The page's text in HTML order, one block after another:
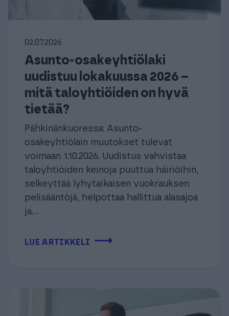
02.07.2026
Asunto-osakeyhtiölaki
uudistuu lokakuussa 2026 –
mitä taloyhtiöiden on hyvä
tietää?
Pähkinänkuoressa: Asunto-
osakeyhtiölain muutokset tulevat
voimaan 1.10.2026. Uudistus vahvistaa
taloyhtiöiden keinoja puuttua häiriöihin,
selkeyttää lyhytaikaisen vuokrauksen
pelisääntöjä, helpottaa hallittua alasajoa
ja...
LUE ARTIKKELI ⟶